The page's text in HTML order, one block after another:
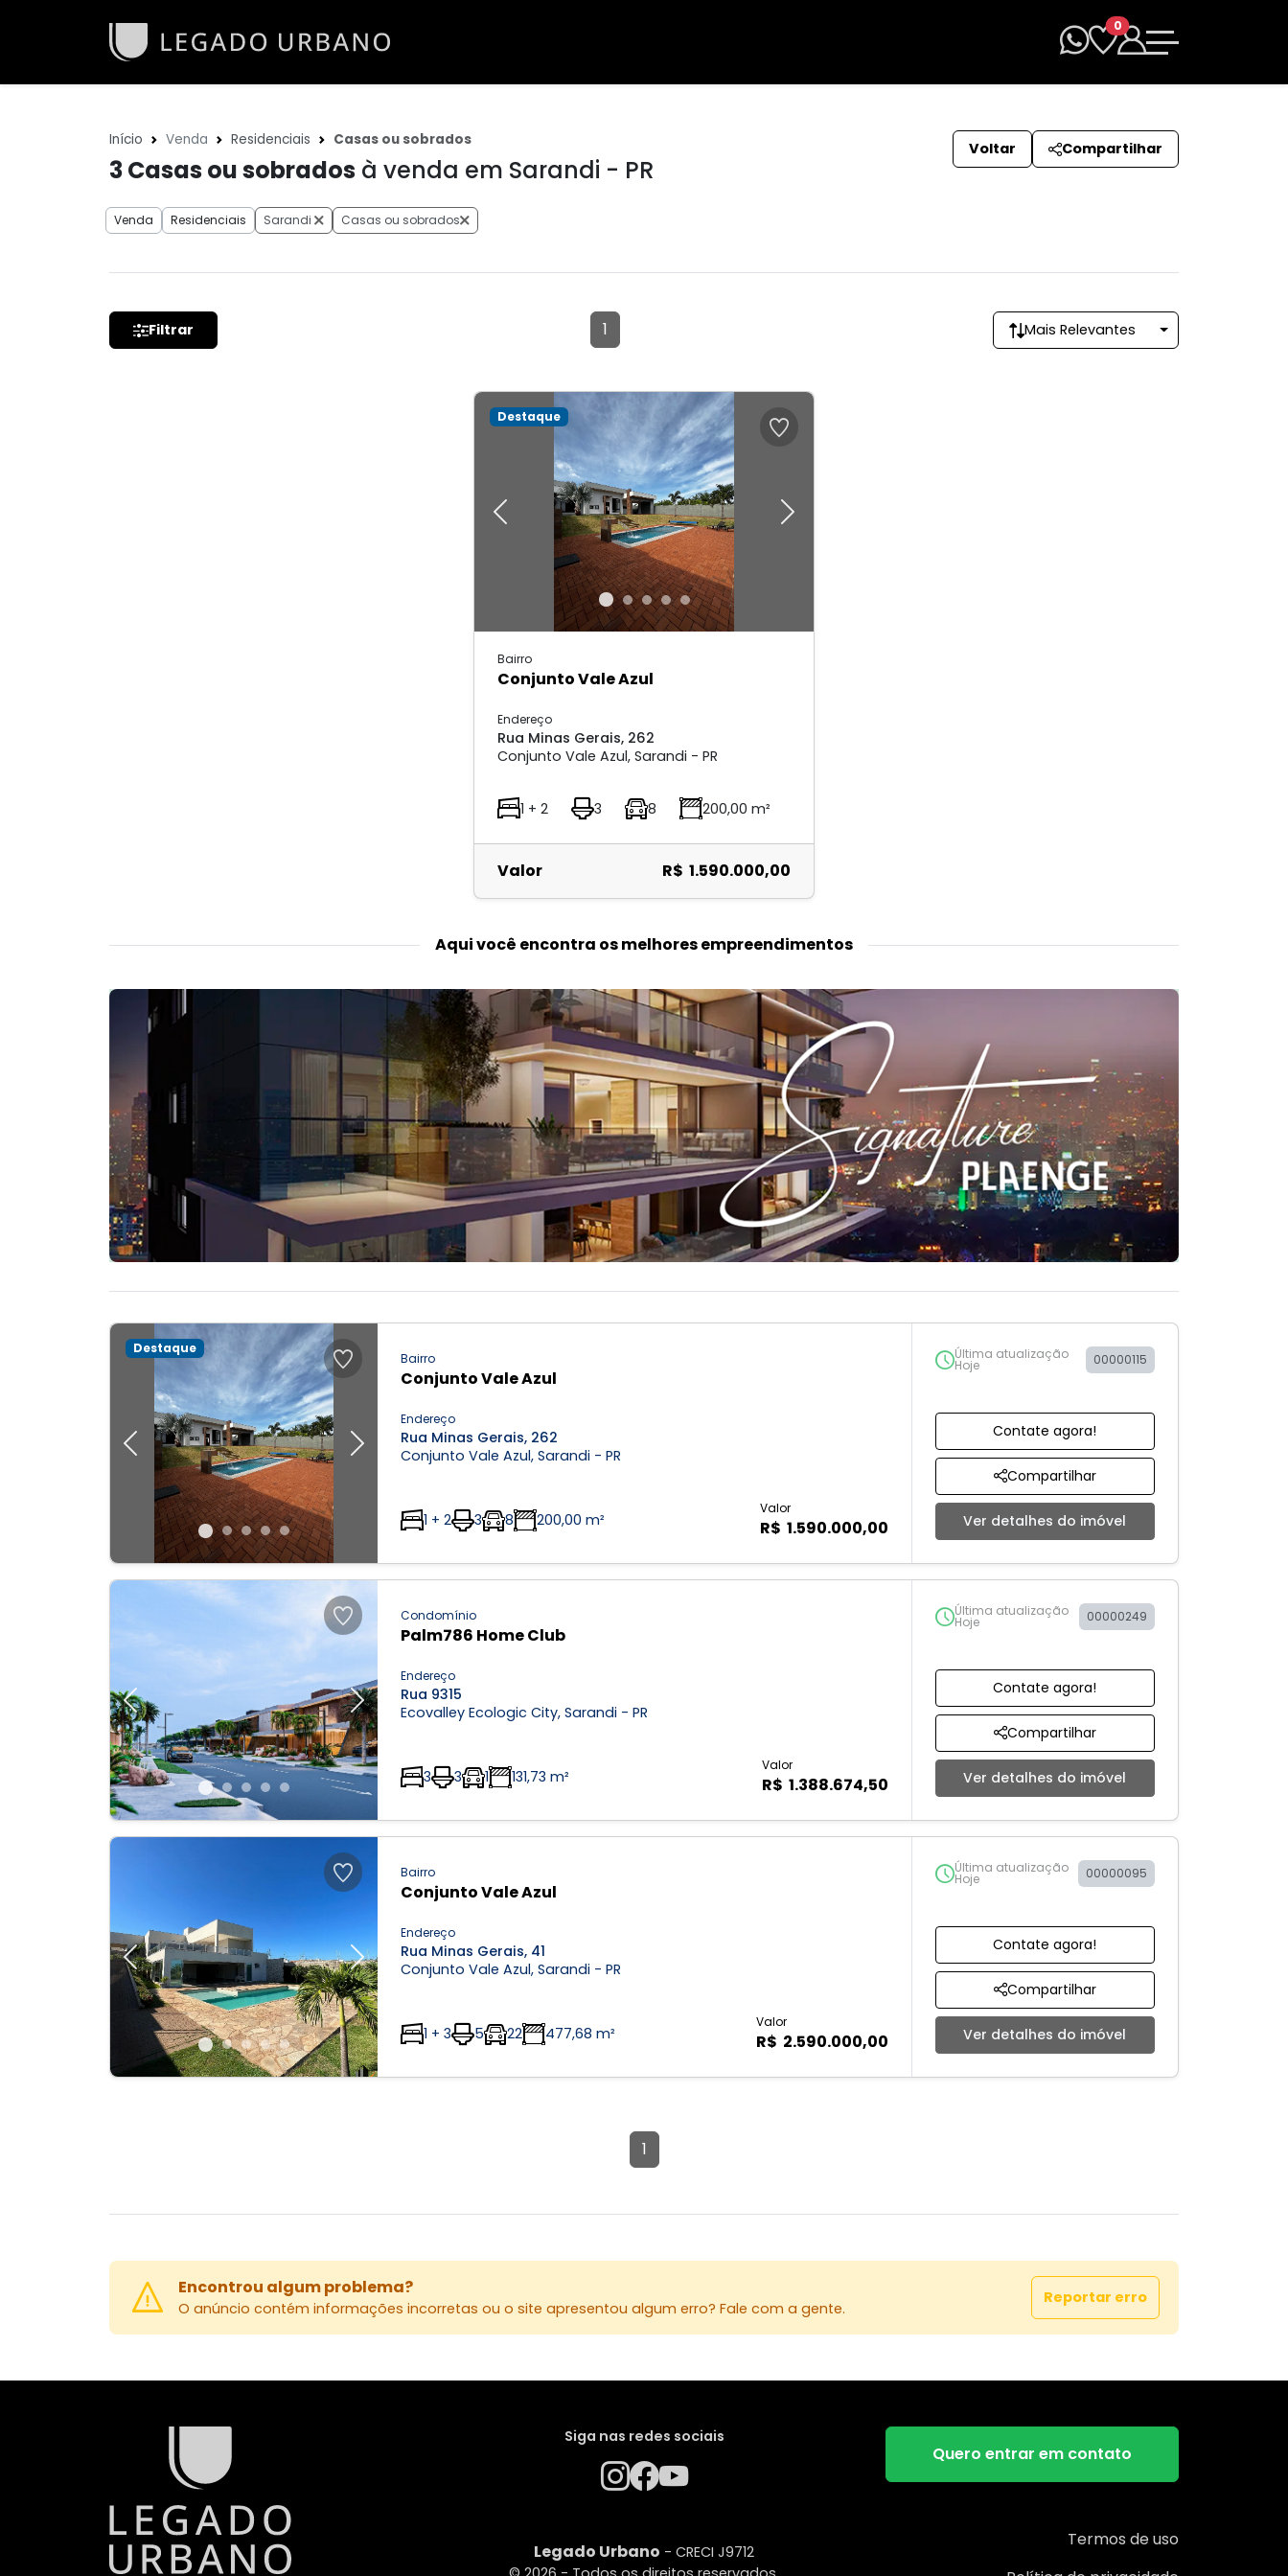
0
Início Venda Residenciais Casas ou sobrados
3Casas ou sobrados à venda em Sarandi - PR
Voltar Compartilhar
Venda Residenciais Sarandi Casas ou sobrados
Filtrar 1 Mais Relevantes
Previous Next
Destaque
Bairro
Conjunto Vale Azul
Endereço
Rua Minas Gerais, 262
Conjunto Vale Azul, Sarandi - PR
1 + 2 3 8 200,00 m²
Valor R$ 1.590.000,00
Aqui você encontra os melhores empreendimentos
Previous Next
Destaque
Bairro
Conjunto Vale Azul
Endereço
Rua Minas Gerais, 262
Conjunto Vale Azul, Sarandi - PR
1 + 2 3 8 200,00 m²
Valor
R$ 1.590.000,00
Última atualização
Hoje 00000115
Contate agora!
Compartilhar
Ver detalhes do imóvel
Previous Next
Condomínio
Palm786 Home Club
Endereço
Rua 9315
Ecovalley Ecologic City, Sarandi - PR
3 3 1 131,73 m²
Valor
R$ 1.388.674,50
Última atualização
Hoje 00000249
Contate agora!
Compartilhar
Ver detalhes do imóvel
Previous Next
Bairro
Conjunto Vale Azul
Endereço
Rua Minas Gerais, 41
Conjunto Vale Azul, Sarandi - PR
1 + 3 5 22 477,68 m²
Valor
R$ 2.590.000,00
Última atualização
Hoje 00000095
Contate agora!
Compartilhar
Ver detalhes do imóvel
1
Encontrou algum problema?
O anúncio contém informações incorretas ou o site apresentou algum erro? Fale com a gente.
Reportar erro
Siga nas redes sociais
Legado Urbano - CRECI J9712
Quero entrar em contato
Termos de uso